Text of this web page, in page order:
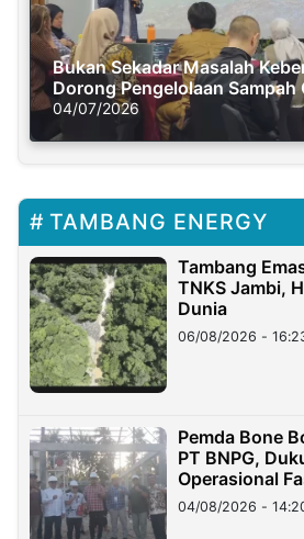
Bukan Sekadar Masalah
Dorong Pengelolaan Sampah
Solusi Krisis Iklim
04/07/2026
TAMBANG ENERGY
Tambang
TNKS Jambi,
Dunia
06/08/2026 -
Pemda Bone
PT BNPG,
Operasional
04/08/2026 -